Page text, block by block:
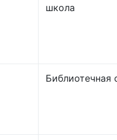
школа
Библиотечная